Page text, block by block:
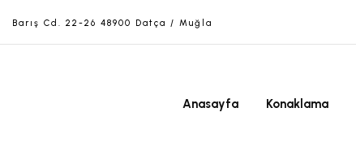
Barış Cd. 22-26 48900 Datça / Muğla
Anasayfa Konaklama